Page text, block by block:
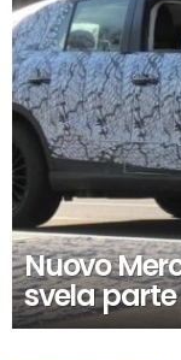
Nuovo
svela